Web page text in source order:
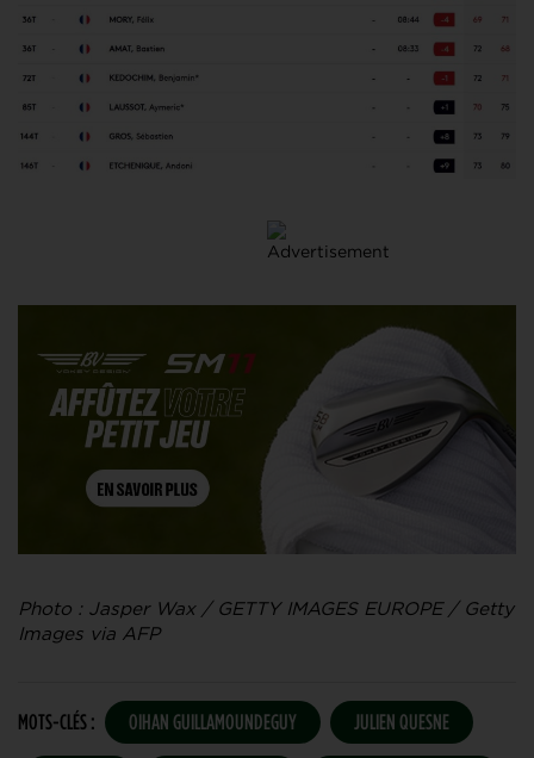
Photo : Jasper Wax / GETTY IMAGES EUROPE / Getty
Images via AFP
MOTS-CLÉS : OIHAN GUILLAMOUNDEGUY JULIEN QUESNE